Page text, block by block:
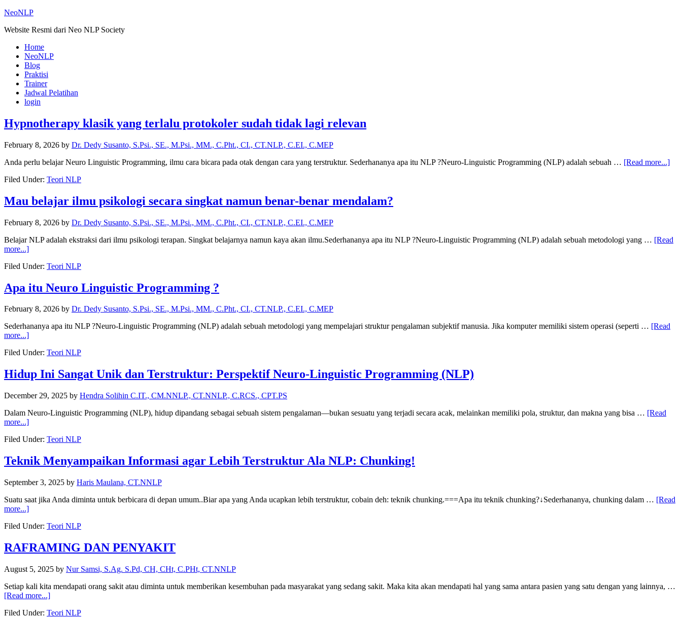
NeoNLP
Website Resmi dari Neo NLP Society
Home
NeoNLP
Blog
Praktisi
Trainer
Jadwal Pelatihan
login
Hypnotherapy klasik yang terlalu protokoler sudah tidak lagi relevan
February 8, 2026 by Dr. Dedy Susanto, S.Psi., SE., M.Psi., MM., C.Pht., CI., CT.NLP., C.EI., C.MEP
Anda perlu belajar Neuro Linguistic Programming, ilmu cara bicara pada otak dengan cara yang terstruktur. Sederhananya apa itu NLP ?Neuro-Linguistic Programming (NLP) adalah sebuah … [Read more...]
Filed Under: Teori NLP
Mau belajar ilmu psikologi secara singkat namun benar-benar mendalam?
February 8, 2026 by Dr. Dedy Susanto, S.Psi., SE., M.Psi., MM., C.Pht., CI., CT.NLP., C.EI., C.MEP
Belajar NLP adalah ekstraksi dari ilmu psikologi terapan. Singkat belajarnya namun kaya akan ilmu.Sederhananya apa itu NLP ?Neuro-Linguistic Programming (NLP) adalah sebuah metodologi yang … [Read
more...]
Filed Under: Teori NLP
Apa itu Neuro Linguistic Programming ?
February 8, 2026 by Dr. Dedy Susanto, S.Psi., SE., M.Psi., MM., C.Pht., CI., CT.NLP., C.EI., C.MEP
Sederhananya apa itu NLP ?Neuro-Linguistic Programming (NLP) adalah sebuah metodologi yang mempelajari struktur pengalaman subjektif manusia. Jika komputer memiliki sistem operasi (seperti … [Read
more...]
Filed Under: Teori NLP
Hidup Ini Sangat Unik dan Terstruktur: Perspektif Neuro-Linguistic Programming (NLP)
December 29, 2025 by Hendra Solihin C.IT., CM.NNLP., CT.NNLP., C.RCS., CPT.PS
Dalam Neuro-Linguistic Programming (NLP), hidup dipandang sebagai sebuah sistem pengalaman—bukan sesuatu yang terjadi secara acak, melainkan memiliki pola, struktur, dan makna yang bisa … [Read
more...]
Filed Under: Teori NLP
Teknik Menyampaikan Informasi agar Lebih Terstruktur Ala NLP: Chunking!
September 3, 2025 by Haris Maulana, CT.NNLP
Suatu saat jika Anda diminta untuk berbicara di depan umum..Biar apa yang Anda ucapkan lebih terstruktur, cobain deh: teknik chunking.===Apa itu teknik chunking?↓Sederhananya, chunking dalam … [Read
more...]
Filed Under: Teori NLP
RAFRAMING DAN PENYAKIT
August 5, 2025 by Nur Samsi, S.Ag. S.Pd, CH, CHt, C.PHt, CT.NNLP
Setiap kali kita mendapati orang sakit atau diminta untuk memberikan kesembuhan pada masyarakat yang sedang sakit. Maka kita akan mendapati hal yang sama antara pasien yang satu dengan yang lainnya, …
[Read more...]
Filed Under: Teori NLP